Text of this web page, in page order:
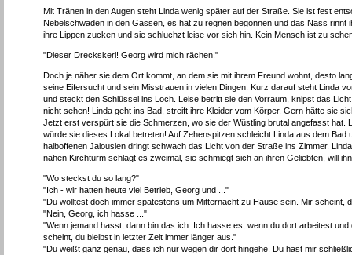
Mit Tränen in den Augen steht Linda wenig später auf der Straße. Sie ist fest
Nebelschwaden in den Gassen, es hat zu regnen begonnen und das Nass
ihre Lippen zucken und sie schluchzt leise vor sich hin. Kein Mensch ist zu
"Dieser Dreckskerl! Georg wird mich rächen!"
Doch je näher sie dem Ort kommt, an dem sie mit ihrem Freund wohnt, desto
seine Eifersucht und sein Misstrauen in vielen Dingen. Kurz darauf steht Linda
und steckt den Schlüssel ins Loch. Leise betritt sie den Vorraum, knipst das
nicht sehen! Linda geht ins Bad, streift ihre Kleider vom Körper. Gern hätte sie
Jetzt erst verspürt sie die Schmerzen, wo sie der Wüstling brutal angefasst
würde sie dieses Lokal betreten! Auf Zehenspitzen schleicht Linda aus dem
halboffenen Jalousien dringt schwach das Licht von der Straße ins Zimmer.
nahen Kirchturm schlägt es zweimal, sie schmiegt sich an ihren Geliebten, will
"Wo steckst du so lang?"
"Ich - wir hatten heute viel Betrieb, Georg und ..."
"Du wolltest doch immer spätestens um Mitternacht zu Hause sein. Mir scheint,
"Nein, Georg, ich hasse ..."
"Wenn jemand hasst, dann bin das ich. Ich hasse es, wenn du dort arbeitest
scheint, du bleibst in letzter Zeit immer länger aus."
"Du weißt ganz genau, dass ich nur wegen dir dort hingehe. Du hast mir